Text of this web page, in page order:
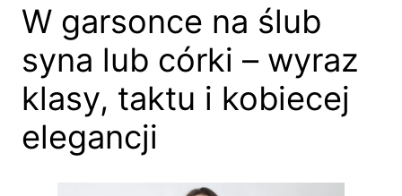
W garsonce na ślub
syna lub córki – wyraz
klasy, taktu i kobiecej
elegancji